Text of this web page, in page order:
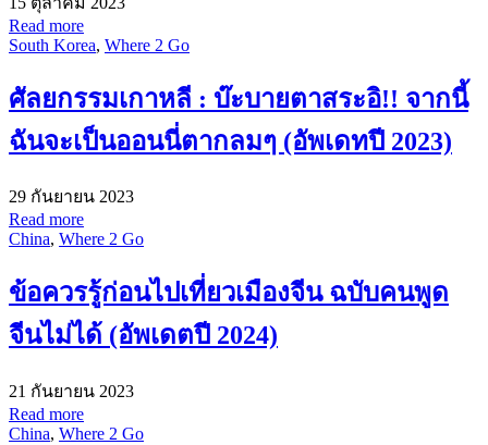
Read more
South Korea, Where 2 Go
ศัลยกรรมเกาหลี : บ๊ะบายตาสระอิ!! จากนี้
ฉันจะเป็นออนนี่ตากลมๆ (อัพเดทปี 2023)
29 กันยายน 2023
Read more
China, Where 2 Go
ข้อควรรู้ก่อนไปเที่ยวเมืองจีน ฉบับคนพูด
จีนไม่ได้ (อัพเดตปี 2024)
21 กันยายน 2023
Read more
China, Where 2 Go